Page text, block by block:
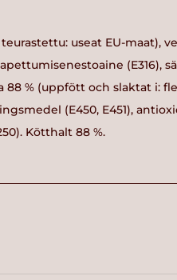
useat EU-maat),
(E316),
88 % (uppfött och slaktat i:
(E450, E451),
Kötthalt 88 %.